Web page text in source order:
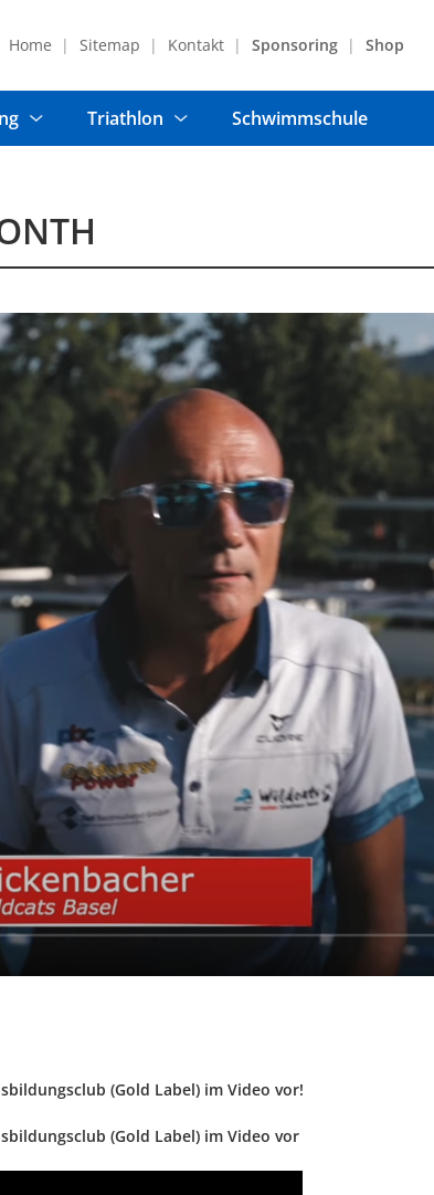
Home Sitemap Kontakt Sponsoring Shop
Triathlon Schwimmschule
(Gold Label) im Video vor!
(Gold Label) im Video vor